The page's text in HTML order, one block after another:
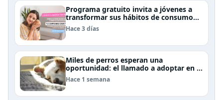
Programa gratuito invita a jóvenes a
transformar sus hábitos de consumo
cosmético, alimenticio y de moda
Hace 3 días
Miles de perros esperan una
oportunidad: el llamado a adoptar en el
Día Internacional del Perro Callejero
Hace 1 semana